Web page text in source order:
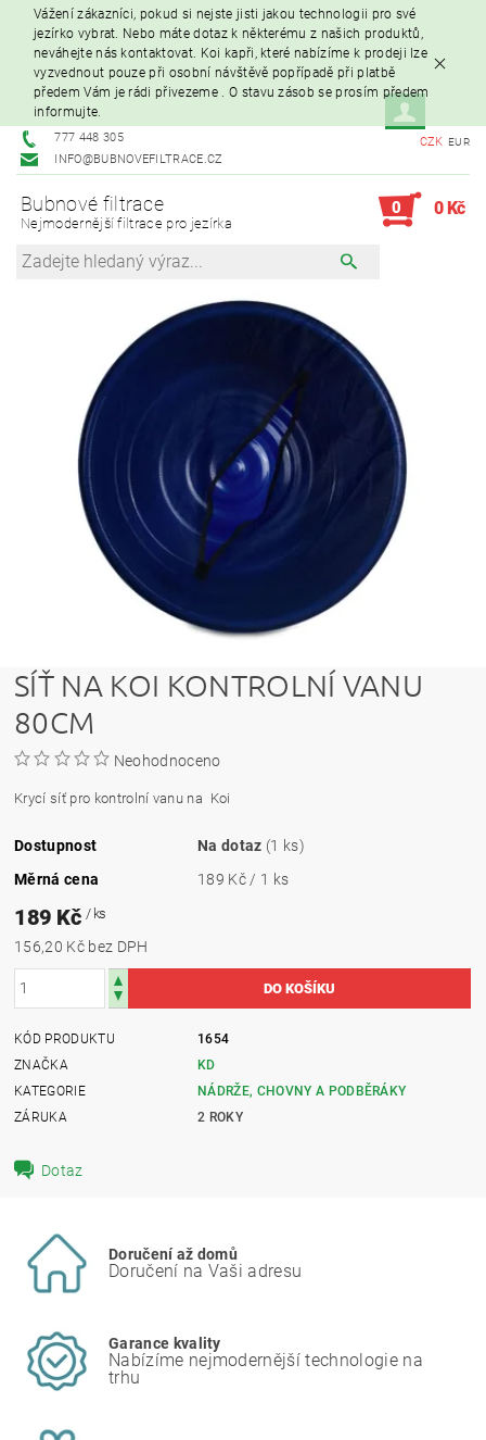
Vážení zákazníci, pokud si nejste jisti jakou technologii pro své
jezírko vybrat. Nebo máte dotaz k některému z našich produktů,
neváhejte nás kontaktovat. Koi kapři, které nabízíme k prodeji lze
vyzvednout pouze při osobní návštěvě popřípadě při platbě
předem Vám je rádi přivezeme . O stavu zásob se prosím předem
informujte.
777 448 305
INFO@BUBNOVEFILTRACE.CZ
CZK EUR
Bubnové filtrace
Nejmodernější filtrace pro jezírka
0 0 Kč
SÍŤ NA KOI KONTROLNÍ VANU
80CM
Neohodnoceno
Krycí síť pro kontrolní vanu na Koi
Dostupnost Na dotaz (1 ks)
Měrná cena
189 Kč / 1 ks
189 Kč / ks
156,20 Kč bez DPH
KÓD PRODUKTU
1654
ZNAČKA
KD
KATEGORIE
NÁDRŽE, CHOVNY A PODBĚRÁKY
ZÁRUKA
2 ROKY
Dotaz
Doručení až domů
Doručení na Vaši adresu
Garance kvality
Nabízíme nejmodernější technologie na
trhu